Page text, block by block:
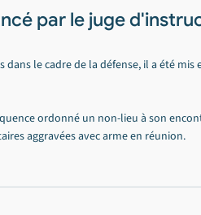
par le juge
dans le cadre de la défense, il a été
ordonné un non-lieu à son
aggravées avec arme en réunion.